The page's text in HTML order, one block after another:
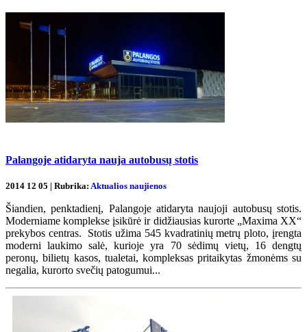
Palangoje atidaryta nauja autobusų stotis
2014 12 05 | Rubrika: Aktualios naujienos
Šiandien, penktadienį, Palangoje atidaryta naujoji autobusų stotis.
Moderniame komplekse įsikūrė ir didžiausias kurorte „Maxima XX“
prekybos centras. Stotis užima 545 kvadratinių metrų ploto, įrengta
moderni laukimo salė, kurioje yra 70 sėdimų vietų, 16 dengtų
peronų, bilietų kasos, tualetai, kompleksas pritaikytas žmonėms su
negalia, kurorto svečių patogumui...